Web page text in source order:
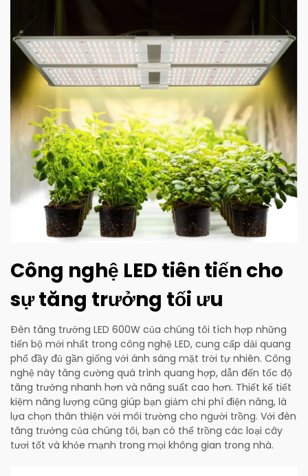
Công nghệ LED tiên tiến cho
sự tăng trưởng tối ưu
Đèn tăng trưởng LED 600W của chúng tôi tích hợp những
tiến bộ mới nhất trong công nghệ LED, cung cấp dải quang
phổ đầy đủ gần giống với ánh sáng mặt trời tự nhiên. Công
nghệ này tăng cường quá trình quang hợp, dẫn đến tốc độ
tăng trưởng nhanh hơn và năng suất cao hơn. Thiết kế tiết
kiệm năng lượng cũng giúp bạn giảm chi phí điện năng, là
lựa chọn thân thiện với môi trường cho người trồng. Với đèn
tăng trưởng của chúng tôi, bạn có thể trồng các loại cây
tươi tốt và khỏe mạnh trong mọi không gian trong nhà.